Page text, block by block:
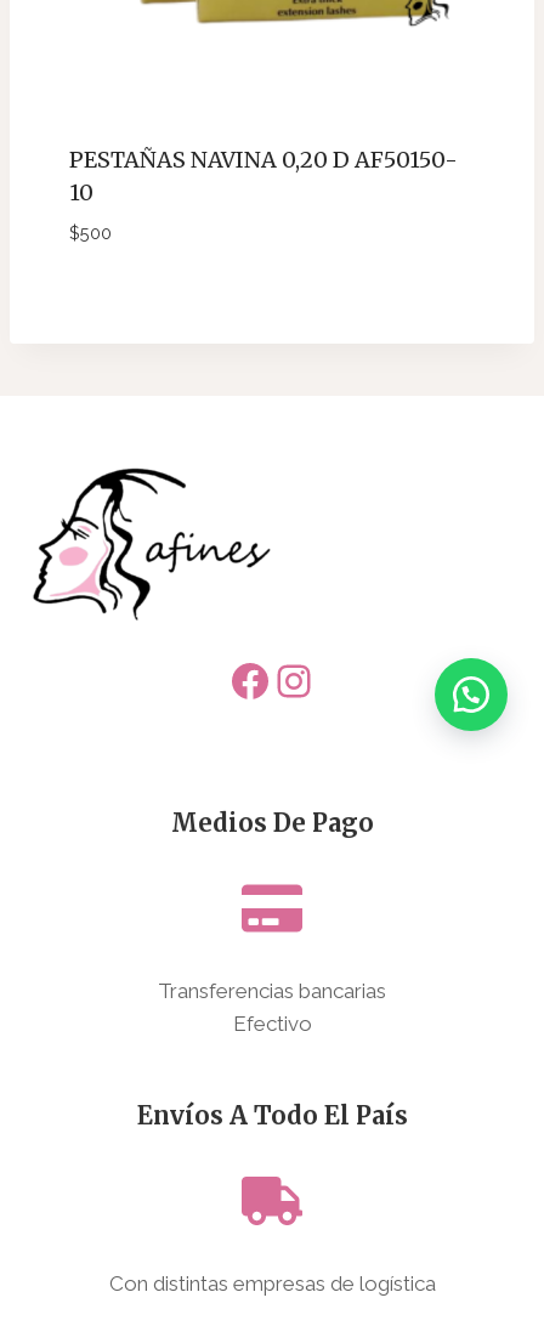
PESTAÑAS NAVINA 0,20 D AF50150-
10
$500
Facebook
Instagram
Medios De Pago
Transferencias bancarias
Efectivo
Envíos A Todo El País
Con distintas empresas de logística